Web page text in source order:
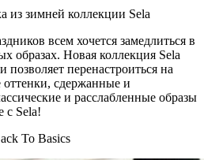
из зимней коллекции Sela
всем хочется замедлиться в
образах. Новая коллекция Sela
позволяет перенастроиться на
сдержанные и
и расслабленные образы
с Sela!
To Basics